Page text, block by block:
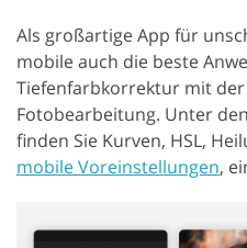
Als großartige App für
mobile auch die beste
Tiefenfarbkorrektur mit
Fotobearbeitung. Unter
finden Sie Kurven, HSL,
mobile Voreinstellungen,